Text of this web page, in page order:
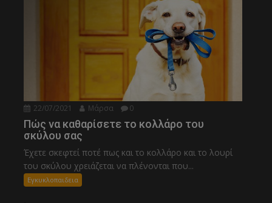
22/07/2021 Μάρσα 0
Πώς να καθαρίσετε το κολλάρο του
σκύλου σας
Έχετε σκεφτεί ποτέ πως και το κολλάρο και το λουρί
του σκύλου χρειάζεται να πλένονται που...
Εγκυκλοπαιδεια